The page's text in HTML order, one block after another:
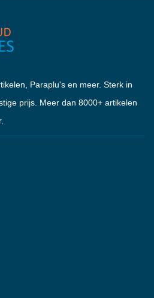
Paraplu's en meer. Sterk in
prijs. Meer dan 8000+ artikelen